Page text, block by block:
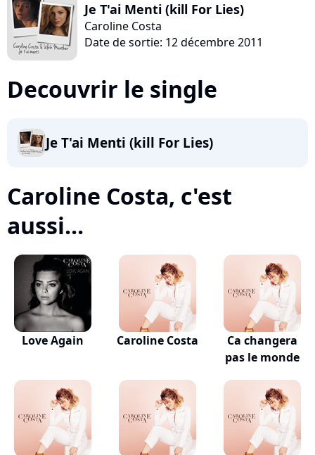
Je T'ai Menti (kill For Lies)
Caroline Costa
Date de sortie: 12 décembre 2011
Decouvrir le single
Je T'ai Menti (kill For Lies)
Caroline Costa, c'est
aussi...
Love Again Caroline Costa
Ca changera
pas le monde